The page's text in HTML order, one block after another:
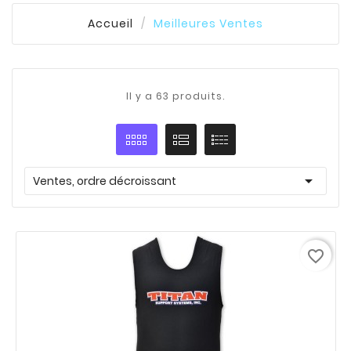
Accueil Meilleures Ventes
Il y a 63 produits.
Ventes, ordre décroissant 
favorite_border